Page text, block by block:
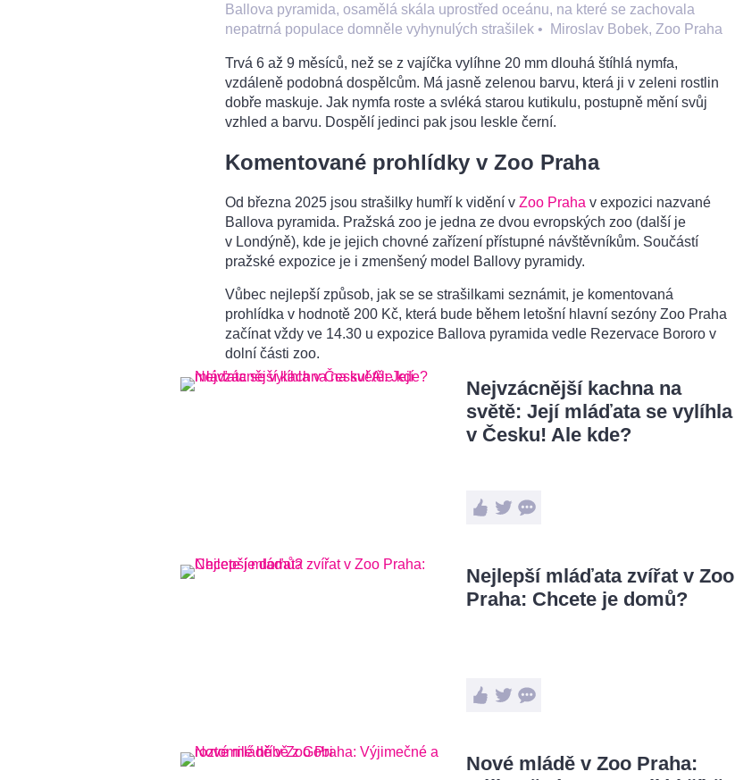
Ballova pyramida, osamělá skála uprostřed oceánu, na které se zachovala
nepatrná populace domněle vyhynulých strašilek • Miroslav Bobek, Zoo Praha
Trvá 6 až 9 měsíců, než se z vajíčka vylíhne 20 mm dlouhá štíhlá nymfa,
vzdáleně podobná dospělcům. Má jasně zelenou barvu, která ji v zeleni rostlin
dobře maskuje. Jak nymfa roste a svléká starou kutikulu, postupně mění svůj
vzhled a barvu. Dospělí jedinci pak jsou leskle černí.
Komentované prohlídky v Zoo Praha
Od března 2025 jsou strašilky humří k vidění v Zoo Praha v expozici nazvané
Ballova pyramida. Pražská zoo je jedna ze dvou evropských zoo (další je
v Londýně), kde je jejich chovné zařízení přístupné návštěvníkům. Součástí
pražské expozice je i zmenšený model Ballovy pyramidy.
Vůbec nejlepší způsob, jak se se strašilkami seznámit, je komentovaná
prohlídka v hodnotě 200 Kč, která bude během letošní hlavní sezóny Zoo Praha
začínat vždy ve 14.30 u expozice Ballova pyramida vedle Rezervace Bororo v
dolní části zoo.
Nejvzácnější kachna na
světě: Její mláďata se vylíhla
v Česku! Ale kde?
Nejlepší mláďata zvířat v Zoo
Praha: Chcete je domů?
Nové mládě v Zoo Praha: